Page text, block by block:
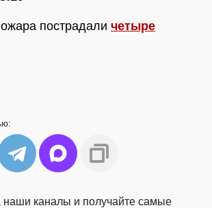
пострадали четыре
наши каналы и получайте самые